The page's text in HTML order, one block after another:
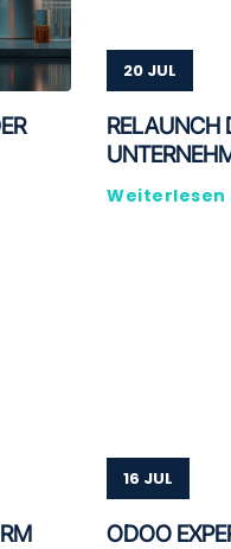
20 JUL
RELAUNCH
Weiterlesen
16 JUL
ODOO